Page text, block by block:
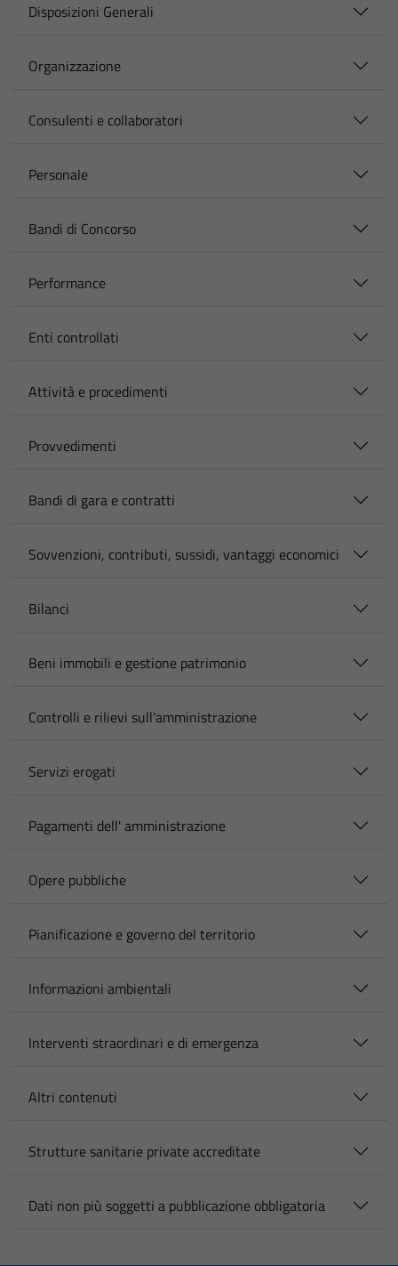
Disposizioni Generali
Organizzazione
Consulenti e collaboratori
Personale
Bandi di Concorso
Performance
Enti controllati
Attività e procedimenti
Provvedimenti
Bandi di gara e contratti
Sovvenzioni, contributi, sussidi, vantaggi economici
Bilanci
Beni immobili e gestione patrimonio
Controlli e rilievi sull'amministrazione
Servizi erogati
Pagamenti dell' amministrazione
Opere pubbliche
Pianificazione e governo del territorio
Informazioni ambientali
Interventi straordinari e di emergenza
Altri contenuti
Strutture sanitarie private accreditate
Dati non più soggetti a pubblicazione obbligatoria